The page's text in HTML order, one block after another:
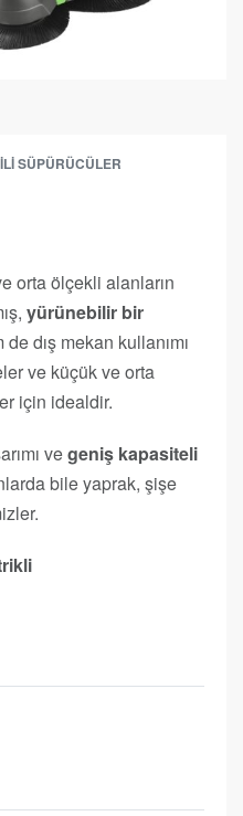
SÜPÜRÜCÜLER
orta ölçekli alanların
yürünebilir bir
dış mekan kullanımı
ve küçük ve orta
için idealdir.
vegeniş kapasiteli
bile yaprak, şişe